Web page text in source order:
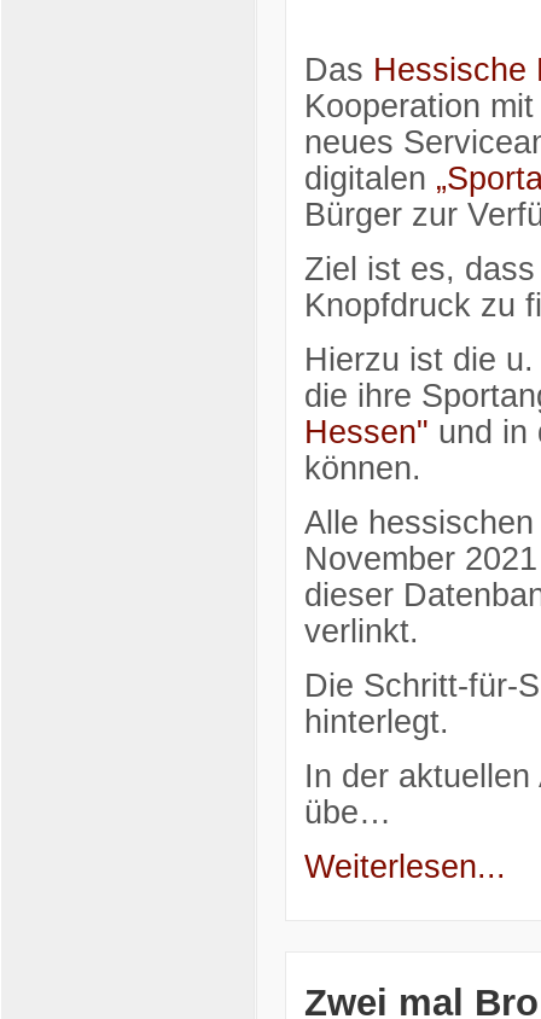
Das Hessische
Kooperation
neues
digitalen
Bürger zur
Ziel ist es,
Knopfdruck zu
Hierzu ist die
die ihre
Hessen" und in
können.
Alle
November
dieser
verlinkt.
Die Schritt-für-
hinterlegt.
In der
übe…
Weiterlesen...
Zwei mal